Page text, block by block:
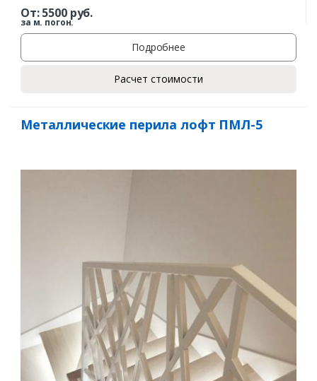
Заказать
Комментарий к заказу
От:5500руб.
за м. погон.
Подробнее
Расчет стоимости
Металлические перила лофт ПМЛ-5